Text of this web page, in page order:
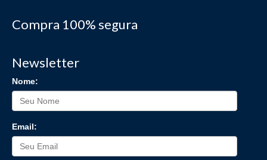
Compra 100% segura
Newsletter
Nome:
Email: